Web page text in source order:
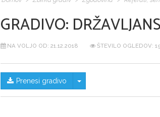
GRADIVO:
NA VOLJO OD: 21.12.2018 ŠTEVILO OGLEDOV:
Prenesi gradivo Skrij/prikaži meni